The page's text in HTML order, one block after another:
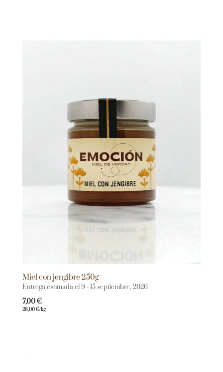
Miel con jengibre 250g
Entrega estimada el 9 - 15 septiembre, 2026
7,00€
28,00€/kg